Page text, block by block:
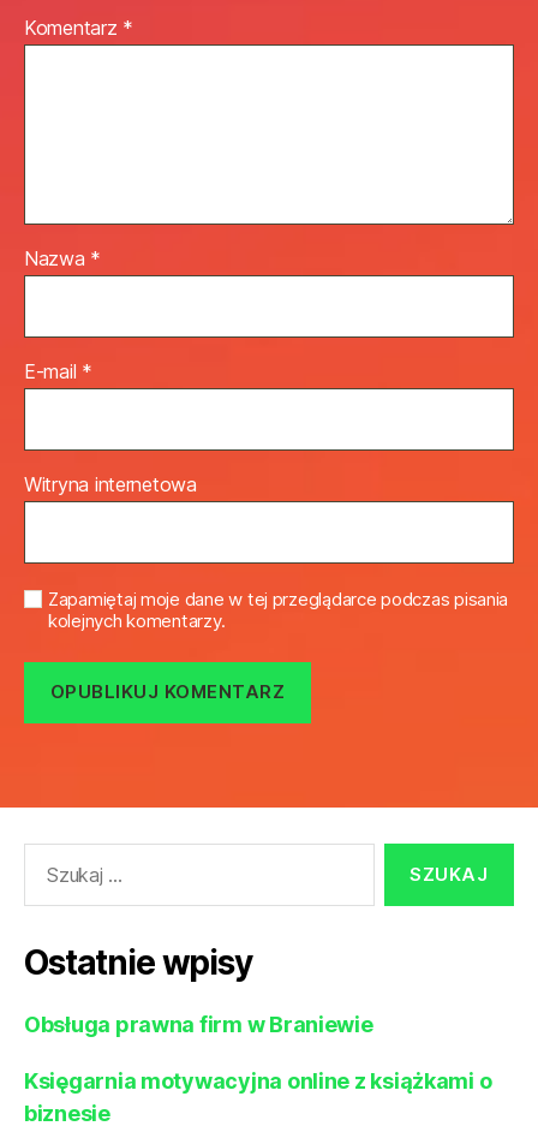
Komentarz *
Nazwa *
E-mail *
Witryna internetowa
Zapamiętaj moje dane w tej przeglądarce podczas pisania
kolejnych komentarzy.
Ostatnie wpisy
Obsługa prawna firm w Braniewie
Księgarnia motywacyjna online z książkami o
biznesie